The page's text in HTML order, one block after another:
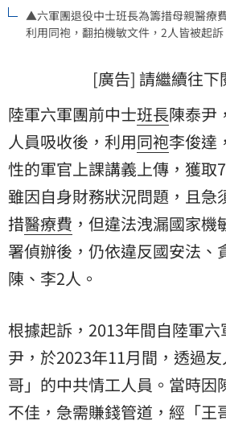
▲六軍團退役中士班長為籌措母親醫療
利用同袍，翻拍機敏文件，2人皆被起訴
[廣告] 請繼續往
陸軍六軍團前中士班長陳泰尹
人員吸收後，利用同袍李俊達
性的軍官上課講義上傳，獲取
雖因自身財務狀況問題，且急
措醫療費 ，但違法洩漏國家
署偵辦後，仍依違反國安法、
陳、李2人。
根據起訴，2013年間自陸軍
尹，於2023年11月間，透過
哥」的中共情工人員。當時因
不佳，急需賺錢管道，經「王